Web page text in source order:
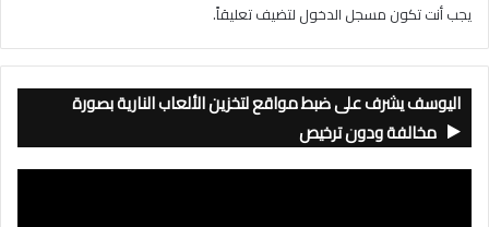
يجب أنت تكون مسجل الدخول لتضيف تعليقاً.
اليوسف يشرف على ضبط مواقع لتخزين الألعاب النارية بصورة
مخالفة ودون ترخيص